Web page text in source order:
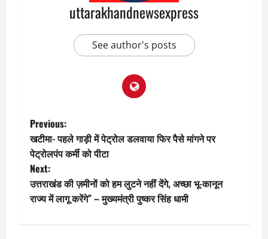
uttarakhandnewsexpress
See author's posts
P
o
s
t
Previous:
खटीमा- पहले गाड़ी में पेट्रोल डलवाया फिर पैसे मांगने पर
पेट्रोलपंप कर्मी को पीटा
Next:
उत्तराखंड की ज़मीनों को हम लुटने नहीं देंगे, अच्छा भू-कानून
राज्य में लागू करेंगे” – मुख्यमंत्री पुष्कर सिंह धामी